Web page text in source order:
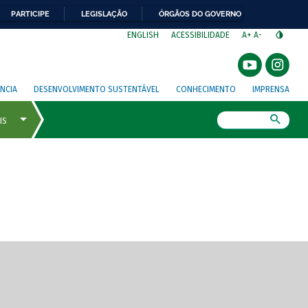
PARTICIPE LEGISLAÇÃO ÓRGÃOS DO GOVERNO
ENGLISH ACESSIBILIDADE A+ A-
DESENVOLVIMENTO SUSTENTÁVEL CONHECIMENTO IMPRENSA
de tela